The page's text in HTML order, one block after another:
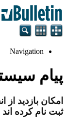
Navigation
پیام
امکان بازدید
ثبت نام کرده